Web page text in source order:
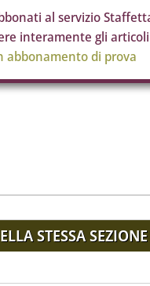
al servizio
interamente gli
abbonamento di prova
STESSA SEZIONE